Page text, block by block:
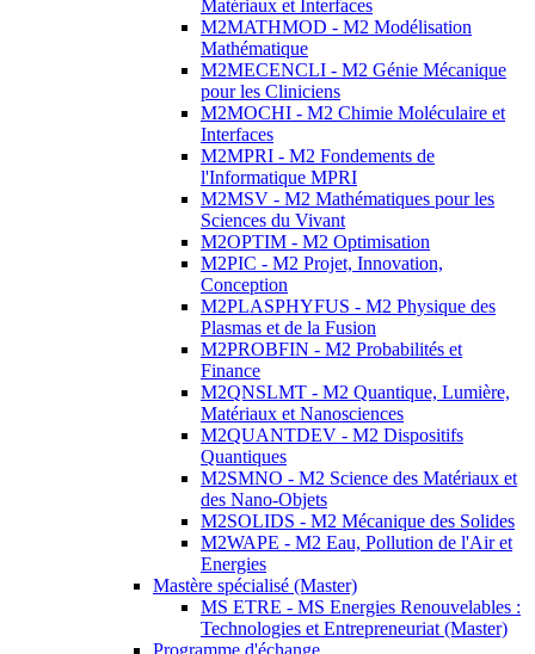
Matériaux et Interfaces
M2MATHMOD - M2 Modélisation
Mathématique
M2MECENCLI - M2 Génie Mécanique
pour les Cliniciens
M2MOCHI - M2 Chimie Moléculaire et
Interfaces
M2MPRI - M2 Fondements de
l'Informatique MPRI
M2MSV - M2 Mathématiques pour les
Sciences du Vivant
M2OPTIM - M2 Optimisation
M2PIC - M2 Projet, Innovation,
Conception
M2PLASPHYFUS - M2 Physique des
Plasmas et de la Fusion
M2PROBFIN - M2 Probabilités et
Finance
M2QNSLMT - M2 Quantique, Lumière,
Matériaux et Nanosciences
M2QUANTDEV - M2 Dispositifs
Quantiques
M2SMNO - M2 Science des Matériaux et
des Nano-Objets
M2SOLIDS - M2 Mécanique des Solides
M2WAPE - M2 Eau, Pollution de l'Air et
Energies
Mastère spécialisé (Master)
MS ETRE - MS Energies Renouvelables :
Technologies et Entrepreneuriat (Master)
Programme d'échange